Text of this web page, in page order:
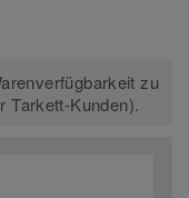
zu
Tarkett-Kunden).